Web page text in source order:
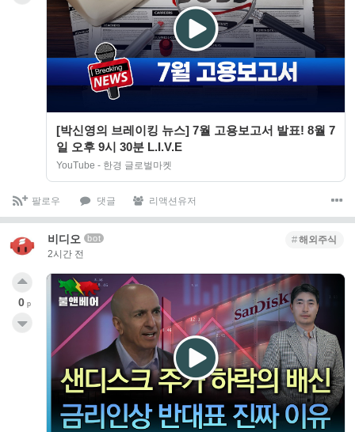
[박신영의 브레이킹 뉴스] 7월 고용보고서 발표! 8월 7
일 오후 9시 30분 L.I.V.E
YouTube - 한경 글로벌마켓
팔로우 댓글 리액션유저
비디오 bot
2시간 전
해외주식
0 p